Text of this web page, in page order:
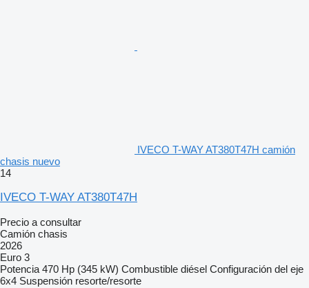
IVECO T-WAY AT380T47H camión
chasis nuevo
14
IVECO T-WAY AT380T47H
Precio a consultar
Camión chasis
2026
Euro 3
Potencia 470 Hp (345 kW) Combustible diésel Configuración del eje
6x4 Suspensión resorte/resorte